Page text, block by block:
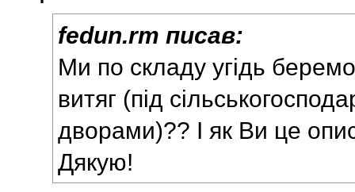
fedun.rm писав:
Ми по складу угідь
витяг (під
дворами)?? І як Ви це
Дякую!